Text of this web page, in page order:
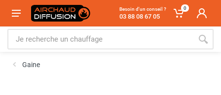
Besoin d'un conseil ?
03 88 08 67 05
0
Gaine